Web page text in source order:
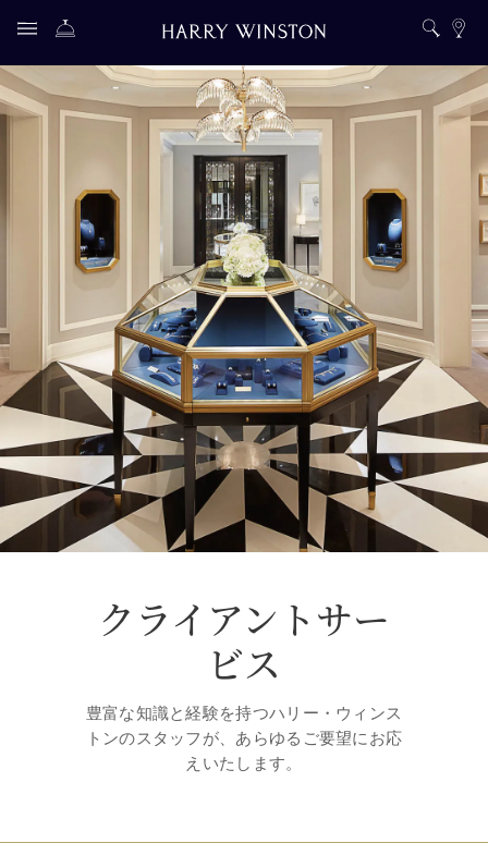
クライアントサー
ビス
豊富な知識と経験を持つハリー・ウィンス
トンのスタッフが、あらゆるご要望にお応
えいたします。